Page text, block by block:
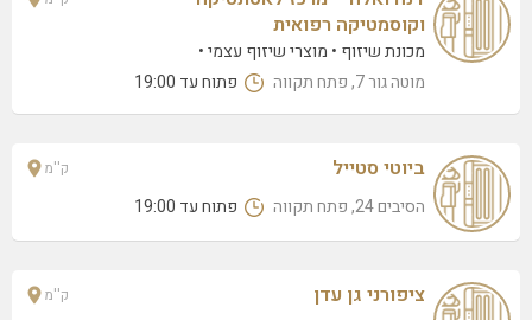
וקוסמטיקה רפואית
מכונת שיזוף
מוצרי שיזוף עצמי
מוטה גור 7, פתח תקווה
פתוח עד 19:00
ביוטי סטייל
הסיבים 24, פתח תקווה פתוח עד 19:00
ק''מ
ציפורני גן עדן ק''מ
קרן ליאן – קוסמטיקה
מבצע דקל 22 (דירה 17 קומה 5), פתח תקוה
נאור בן ארי
רייצי קוסמטיקס
אחים יטוקובסקי 35/9 (קומה 3), פתח תקוה
מסדה 50, פתח תקווה